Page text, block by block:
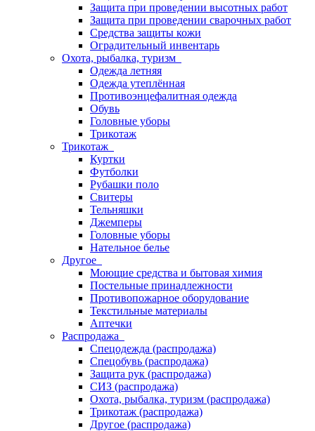
Защита при проведении высотных работ
Защита при проведении сварочных работ
Средства защиты кожи
Оградительный инвентарь
Охота, рыбалка, туризм
Одежда летняя
Одежда утеплённая
Противоэнцефалитная одежда
Обувь
Головные уборы
Трикотаж
Трикотаж
Куртки
Футболки
Рубашки поло
Свитеры
Тельняшки
Джемперы
Головные уборы
Нательное белье
Другое
Моющие средства и бытовая химия
Постельные принадлежности
Противопожарное оборудование
Текстильные материалы
Аптечки
Распродажа
Спецодежда (распродажа)
Спецобувь (распродажа)
Защита рук (распродажа)
СИЗ (распродажа)
Охота, рыбалка, туризм (распродажа)
Трикотаж (распродажа)
Другое (распродажа)